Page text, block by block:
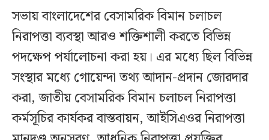
সভায় বাংলাদেশের বেসামরিক বিমান চলাচল
নিরাপত্তা ব্যবস্থা আরও শক্তিশালী করতে বিভিন্ন
পদক্ষেপ পর্যালোচনা করা হয়। এর মধ্যে ছিল বিভিন্ন
সংস্থার মধ্যে গোয়েন্দা তথ্য আদান-প্রদান জোরদার
করা, জাতীয় বেসামরিক বিমান চলাচল নিরাপত্তা
কর্মসূচির কার্যকর বাস্তবায়ন, আইসিএওর নিরাপত্তা